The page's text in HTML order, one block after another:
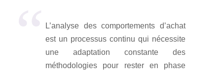
L’analyse des comportements d’achat
est un processus continu qui nécessite
une adaptation constante des
méthodologies pour rester en phase